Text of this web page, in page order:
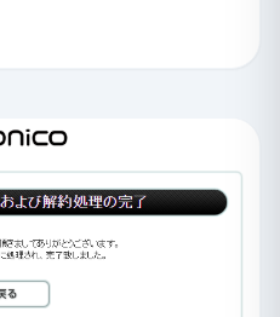
もあって滅多に聞...